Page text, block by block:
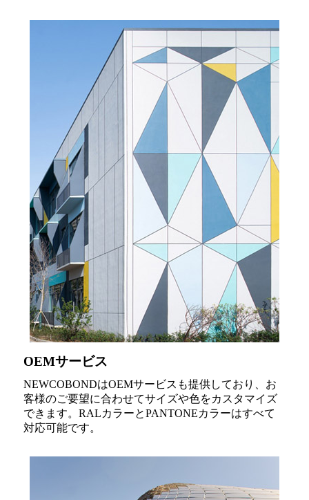
OEMサービス
NEWCOBONDはOEMサービスも提供しており、お
客様のご要望に合わせてサイズや色をカスタマイズ
できます。RALカラーとPANTONEカラーはすべて
対応可能です。